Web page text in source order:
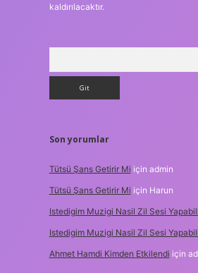
kaldırılacaktır.
Son yorumlar
Tütsü Şans Getirir Mi için admin
Tütsü Şans Getirir Mi için Harun
Istedigim Muzigi Nasil Zil Sesi
Istedigim Muzigi Nasil Zil Sesi
Ahmet Hamdi Kimden Etkilendi için